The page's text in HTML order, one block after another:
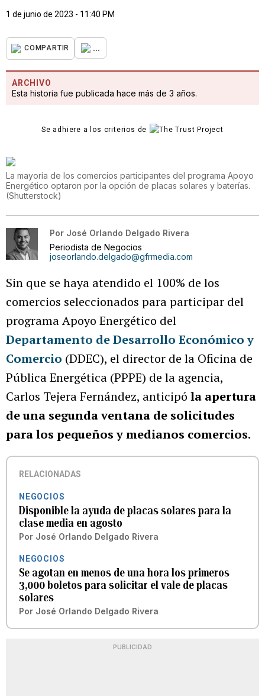
1 de junio de 2023 - 11:40 PM
COMPARTIR ...
ARCHIVO
Esta historia fue publicada hace más de 3 años.
Se adhiere a los criterios de
La mayoría de los comercios participantes del programa Apoyo
Energético optaron por la opción de placas solares y baterías.
(Shutterstock)
Por José Orlando Delgado Rivera
Periodista de Negocios
joseorlando.delgado@gfrmedia.com
Sin que se haya atendido el 100% de los
comercios seleccionados para participar del
programa Apoyo Energético del
Departamento de Desarrollo Económico y
Comercio (DDEC), el director de la Oficina de
Pública Energética (PPPE) de la agencia,
Carlos Tejera Fernández, anticipó la apertura
de una segunda ventana de solicitudes
para los pequeños y medianos comercios.
RELACIONADAS
NEGOCIOS
Disponible la ayuda de placas solares para la
clase media en agosto
Por José Orlando Delgado Rivera
NEGOCIOS
Se agotan en menos de una hora los primeros
3,000 boletos para solicitar el vale de placas
solares
Por José Orlando Delgado Rivera
PUBLICIDAD